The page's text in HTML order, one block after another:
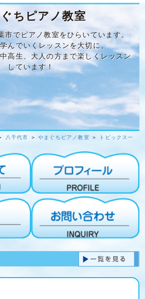
ちピアノ教室
市でピアノ教室をひらいています。
んでいくレッスンを大切に、
高生、大人の方まで楽しくレッスン
しています！
八千代市 ＞やまぐちピアノ教室 ＞
トピックス一